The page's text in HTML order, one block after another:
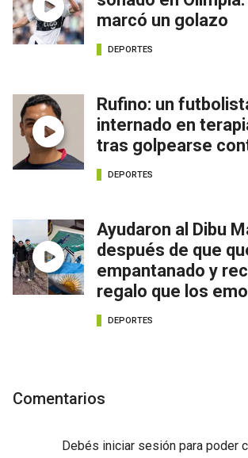
marcó un golazo
DEPORTES
Rufino: un
internado en
tras golpearse
DEPORTES
Ayudaron al Dibu
después de que
empantanado y
regalo que los
DEPORTES
Comentarios
Debés iniciar sesión para poder